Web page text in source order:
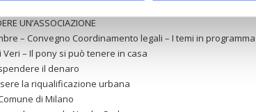
sulla cessione dei crediti
UN’ASSOCIAZIONE
– Convegno Coordinamento legali – I temi in programma
Veri – Il pony si può tenere in casa
il denaro
la riqualificazione urbana
di Milano